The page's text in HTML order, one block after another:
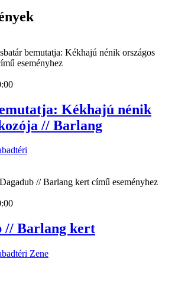
Kékhajú nénik
// Barlang
// Barlang kert
Zene